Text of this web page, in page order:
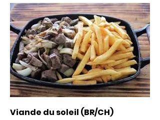
Viande du soleil (BR/CH)